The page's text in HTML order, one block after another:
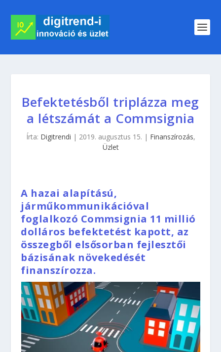
Befektetésből triplázza meg
a létszámát a Commsignia
Írta: Digitrendi | 2019. augusztus 15. | Finanszírozás,
Üzlet
A hazai alapítású,
járműkommunikációval
foglalkozó Commsignia 11 millió
dolláros befektetést kapott, az
összegből elsősorban fejlesztői
bázisának növekedését
finanszírozza.